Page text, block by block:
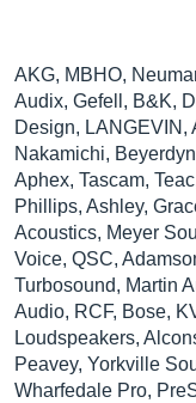
AKG, MBHO,
Audix, Gefell, B&K,
Design, LANGEVIN,
Nakamichi,
Aphex, Tascam,
Phillips, Ashley,
Acoustics, Meyer
Voice, QSC,
Turbosound, Martin
Audio, RCF, Bose,
Loudspeakers,
Peavey, Yorkville
Wharfedale Pro,